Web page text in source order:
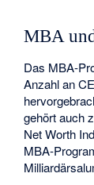
MBA
Das MBA-
Anzahl an
gehört auch
Net Worth
MBA-